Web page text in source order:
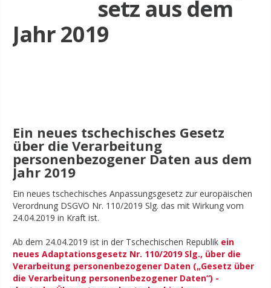
setz aus dem
Jahr 2019
Ein neues tschechisches Gesetz
über die Verarbeitung
personenbezogener Daten aus dem
Jahr 2019
Ein neues tschechisches Anpassungsgesetz zur europäischen
Verordnung DSGVO Nr. 110/2019 Slg. das mit Wirkung vom
24.04.2019 in Kraft ist.
Ab dem 24.04.2019 ist in der Tschechischen Republik ein
neues Adaptationsgesetz Nr. 110/2019 Slg., über die
Verarbeitung personenbezogener Daten („Gesetz über
die Verarbeitung personenbezogener Daten“) -